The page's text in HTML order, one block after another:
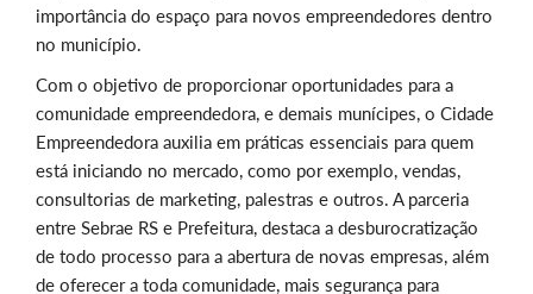
importância do espaço para novos empreendedores dentro
no município.
Com o objetivo de proporcionar oportunidades para a
comunidade empreendedora, e demais munícipes, o Cidade
Empreendedora auxilia em práticas essenciais para quem
está iniciando no mercado, como por exemplo, vendas,
consultorias de marketing, palestras e outros. A parceria
entre Sebrae RS e Prefeitura, destaca a desburocratização
de todo processo para a abertura de novas empresas, além
de oferecer a toda comunidade, mais segurança para